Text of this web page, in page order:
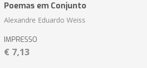
Poemas em Conjunto
Alexandre Eduardo Weiss
IMPRESSO
€ 7,13